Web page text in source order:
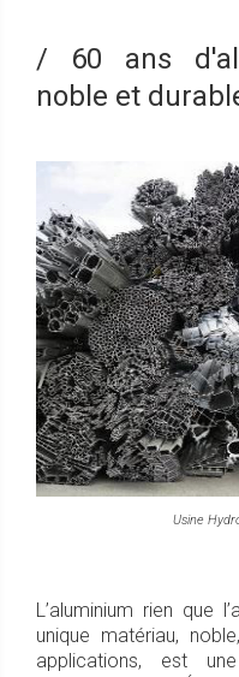
/ 60 ans
noble et
Usine
L’aluminium rien que
unique matériau,
applications, est